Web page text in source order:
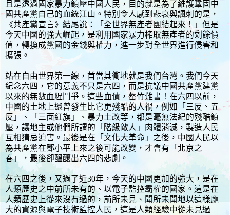
且是透過國家暴力鎮壓中國人民，目的就是為了維護鞏固中
國共產黨自己的血統江山。特別令人感到悲哀與諷刺的是，
《共產黨宣言》結尾說：「全世界無產者團結起來！」但是
今天中國的強大崛起，是利用國家暴力榨取無產者的剩餘價
值，轉換成黨國的金錢與權力，進一步對全世界進行侵害和
擴張。
站在自由世界第一線，首當其衝地就是我們台灣。我們今天
紀念六四，它的意義不只是六四，而是抗議中國共產黨建黨
以來的無數血腥鬥爭。這些血債，罄竹難書！在六四以前，
中國的土地上還曾發生比它更殘酷的人禍，例如「三反、五
反」、「三面紅旗」、暴力土改等，都是毫無法紀的殘酷鎮
壓，讓地主或他們所謂的「階級敵人」肉體消滅，製造人民
互相猜忌迫害。最後是在「文化大革命」之後，中國人民以
為共產黨在鄧小平上來之後可能改變，才會有「北京之
春」，最後卻醞釀出六四的悲劇。
在六四之後，又過了近30年，今天的中國更加的強大，是在
人類歷史之中前所未有的、以電子監控霸權的國家。這是在
人類歷史上從來沒有過的，前所未見、聞所未聞地以這樣龐
大的資源與電子技術監控人民，這是人類經驗中從未見過